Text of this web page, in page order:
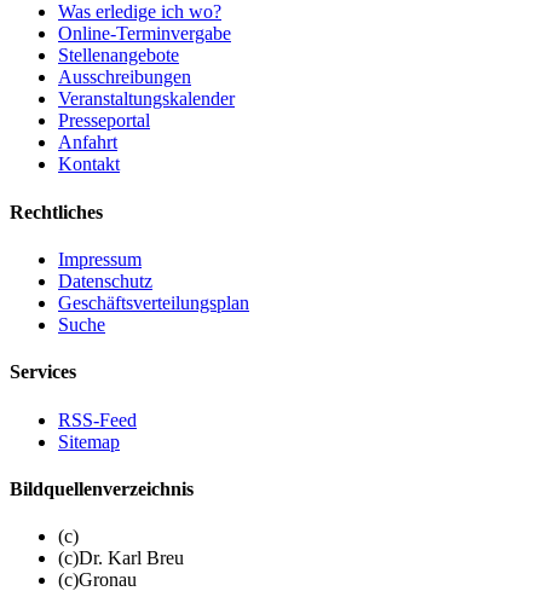
Was erledige ich wo?
Online-Terminvergabe
Stellenangebote
Ausschreibungen
Veranstaltungskalender
Presseportal
Anfahrt
Kontakt
Rechtliches
Impressum
Datenschutz
Geschäftsverteilungsplan
Suche
Services
RSS-Feed
Sitemap
Bildquellenverzeichnis
(c)
(c)Dr. Karl Breu
(c)Gronau